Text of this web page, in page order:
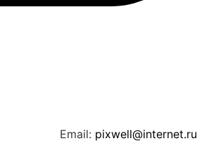
Email: pixwell@internet.ru